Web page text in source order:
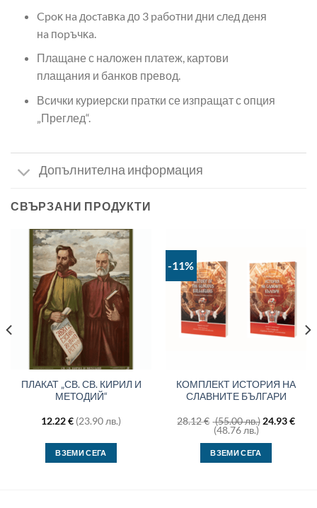
Cpoĸ нa дocтaвĸa до 3 paбoтни дни cлeд дeня
нa пopъчĸa.
Плащане с наложен платеж, картови
плащания и банков превод.
Всички куриерски пратки се изпращат с опция
„Преглед“.
Допълнителна информация
СВЪРЗАНИ ПРОДУКТИ
ПЛАКАТ „СВ. СВ. КИРИЛ И
МЕТОДИЙ“
12.22€ (23.90 лв.)
ВЗЕМИ СЕГА
-11%
КОМПЛЕКТ ИСТОРИЯ НА
СЛАВНИТЕ БЪЛГАРИ
28.12€ (55.00 лв.) Original
лв.).
24.93€
(48.76 лв.)Текущата
е:
24.93 €
(48.76
ВЗЕМИ СЕГА